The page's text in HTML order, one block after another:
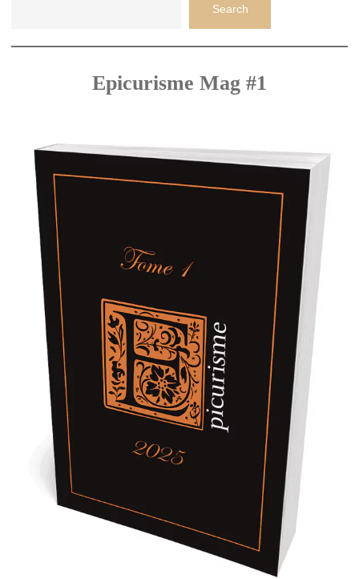
Search
Epicurisme Mag #1